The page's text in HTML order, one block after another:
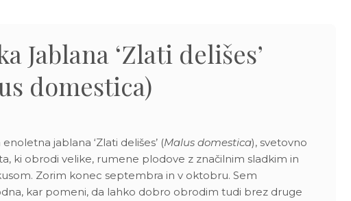
Jablana ‘Zlati delišes’
domestica)
enoletna jablana ‘Zlati delišes’ (Malus domestica), svetovno
ki obrodi velike, rumene plodove z značilnim sladkim in
Zorim konec septembra in v oktobru. Sem
kar pomeni, da lahko dobro obrodim tudi brez druge